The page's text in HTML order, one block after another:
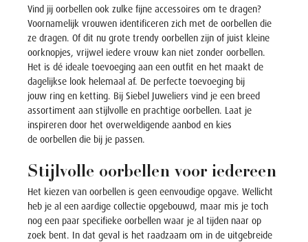
Vind jij oorbellen ook zulke fijne accessoires om te dragen?
Voornamelijk vrouwen identificeren zich met de oorbellen die
ze dragen. Of dit nu grote trendy oorbellen zijn of juist kleine
oorknopjes, vrijwel iedere vrouw kan niet zonder oorbellen.
Het is dé ideale toevoeging aan een outfit en het maakt de
dagelijkse look helemaal af. De perfecte toevoeging bij
jouw ring en ketting. Bij Siebel Juweliers vind je een breed
assortiment aan stijlvolle en prachtige oorbellen. Laat je
inspireren door het overweldigende aanbod en kies
de oorbellen die bij je passen.
Stijlvolle oorbellen voor iedereen
Het kiezen van oorbellen is geen eenvoudige opgave. Wellicht
heb je al een aardige collectie opgebouwd, maar mis je toch
nog een paar specifieke oorbellen waar je al tijden naar op
zoek bent. In dat geval is het raadzaam om in de uitgebreide